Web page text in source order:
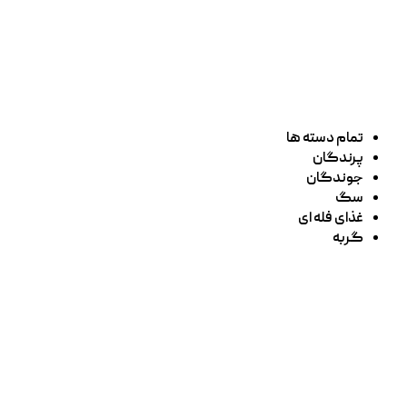
تمام دسته ها
پرندگان
جوندگان
سگ
غذای فله ای
گربه